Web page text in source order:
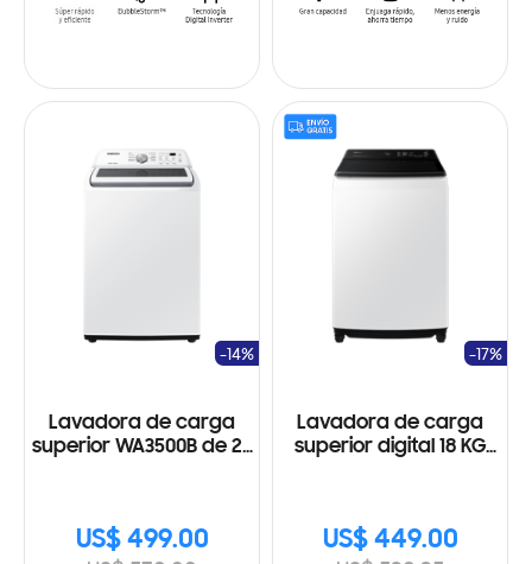
Lavadora de carga
superior WA3500B de 20
US$ 499.00
-14%
Lavadora de carga
superior digital 18 KG
US$ 449.00
-17%